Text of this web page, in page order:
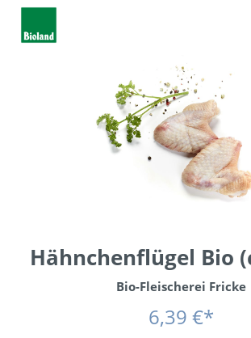
BLa
Hähnchenflügel Bio
Bio-Fleischerei Fricke
6,39 €*